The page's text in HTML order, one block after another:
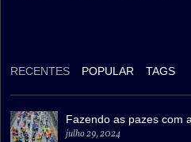
RECENTES POPULAR TAGS
Fazendo as pazes com
julho 29, 2024